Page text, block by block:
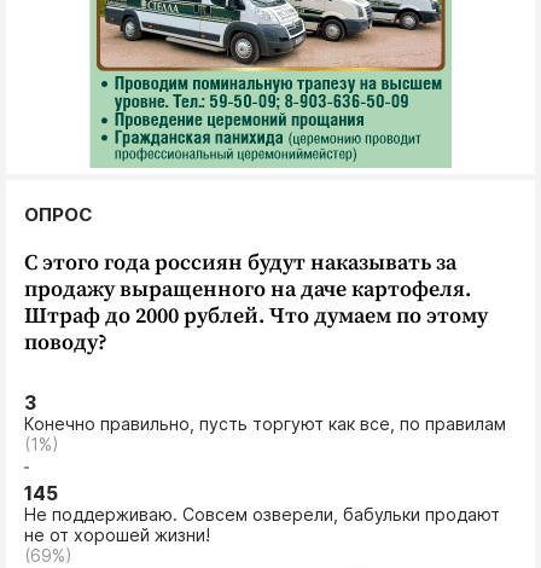
ОПРОС
С этого года россиян будут наказывать за
продажу выращенного на даче картофеля.
Штраф до 2000 рублей. Что думаем по этому
поводу?
3
Конечно правильно, пусть торгуют как все, по правилам
(1%)
145
Не поддерживаю. Совсем озверели, бабульки продают
не от хорошей жизни!
(69%)